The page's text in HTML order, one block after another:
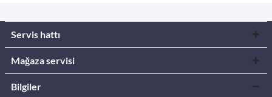
Servis hattı
Mağaza servisi
Bilgiler